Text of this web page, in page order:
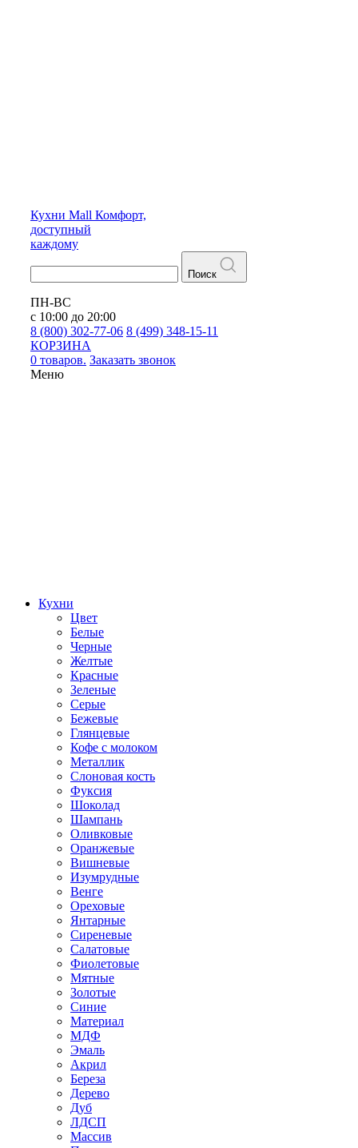
Кухни Mall Комфорт,
доступный
каждому
Поиск
ПН-ВС
с 10:00 до 20:00
8 (800) 302-77-06 8 (499) 348-15-11
КОРЗИНА
0 товаров. Заказать звонок
Меню
Кухни
Цвет
Белые
Черные
Желтые
Красные
Зеленые
Серые
Бежевые
Глянцевые
Кофе с молоком
Металлик
Слоновая кость
Фуксия
Шоколад
Шампань
Оливковые
Оранжевые
Вишневые
Изумрудные
Венге
Ореховые
Янтарные
Сиреневые
Салатовые
Фиолетовые
Мятные
Золотые
Синие
Материал
МДФ
Эмаль
Акрил
Береза
Дерево
Дуб
ЛДСП
Массив